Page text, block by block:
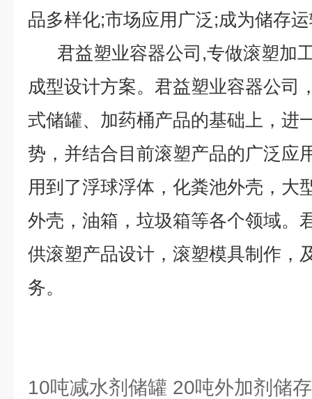
品多样化;市场应用广泛;成为储存
君益塑业容器公司,专做滚塑加
成型设计方案。君益塑业容器公司
式储罐、加药桶产品的基础上，进
势，并结合目前滚塑产品的广泛应
用到了浮球浮体，化粪池外壳，大
外壳，油箱，垃圾箱等各个领域。
供滚塑产品设计，滚塑模具制作，
务。
10吨减水剂储罐 20吨外加剂储